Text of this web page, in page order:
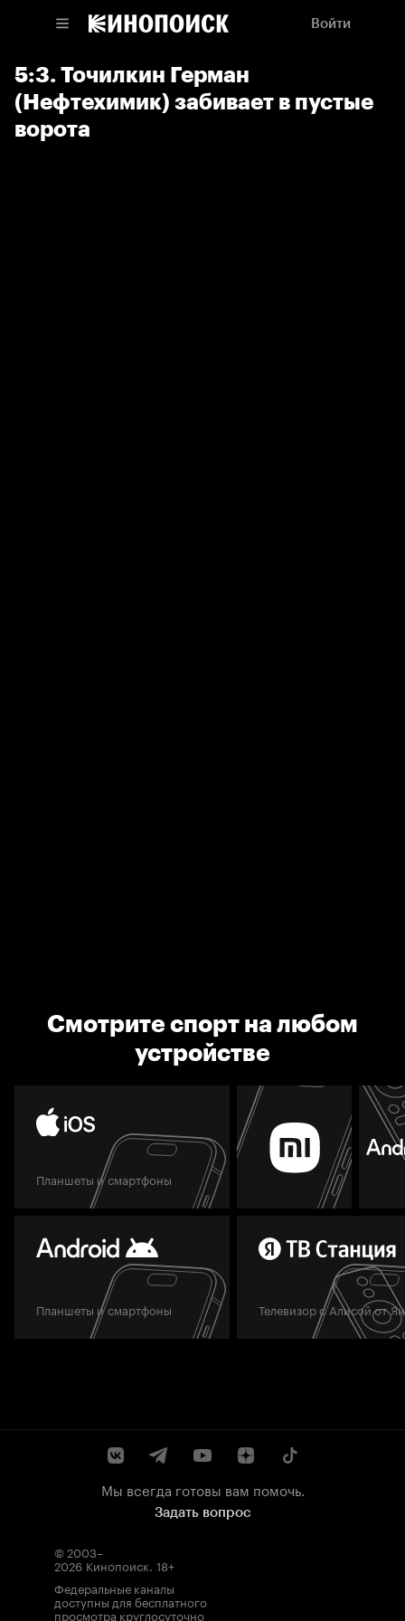
Войти
5:3. Точилкин Герман
(Нефтехимик) забивает в пустые
ворота
Смотрите спорт на любом
устройстве
Планшеты и смартфоны
Планшеты и смартфоны Телевизор с Алисой от
Мы всегда готовы вам помочь.
Задать вопрос
© 2003–
2026 Кинопоиск. 18+
Федеральные каналы
доступны для бесплатного
просмотра круглосуточно